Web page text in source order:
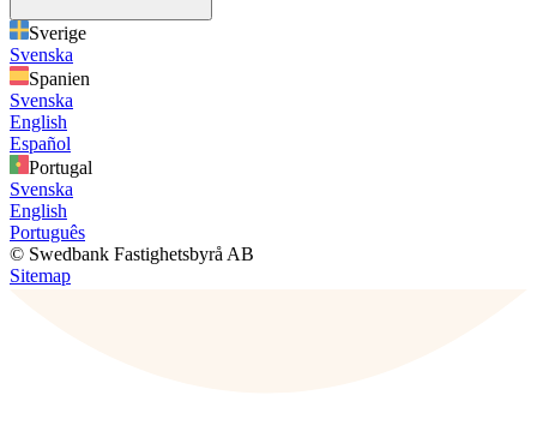
Sverige
Svenska
Spanien
Svenska
English
Español
Portugal
Svenska
English
Português
© Swedbank Fastighetsbyrå AB
Sitemap